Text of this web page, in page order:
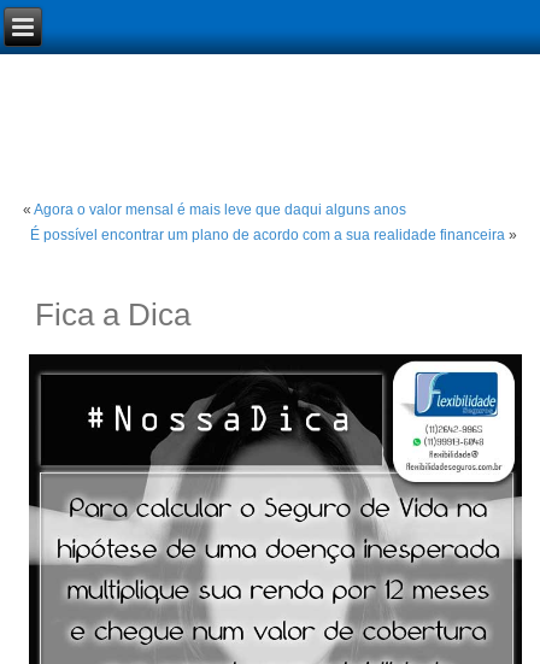
«Agora o valor mensal é mais leve que daqui alguns anos
É possível encontrar um plano de acordo com a sua realidade financeira»
Fica a Dica